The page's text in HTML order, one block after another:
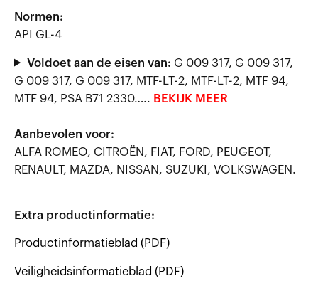
Normen:
API GL-4
Voldoet aan de eisen van: G 009 317, G 009 317,
G 009 317, G 009 317, MTF-LT-2, MTF-LT-2, MTF 94,
MTF 94, PSA B71 2330….. BEKIJK MEER
Aanbevolen voor:
ALFA ROMEO, CITROËN, FIAT, FORD, PEUGEOT,
RENAULT, MAZDA, NISSAN, SUZUKI, VOLKSWAGEN.
Extra productinformatie:
Productinformatieblad (PDF)
Veiligheidsinformatieblad (PDF)